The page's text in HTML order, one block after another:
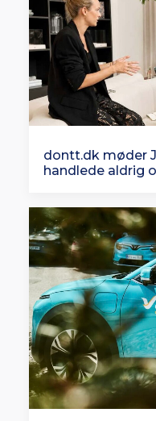
dontt.dk møder
handlede aldrig